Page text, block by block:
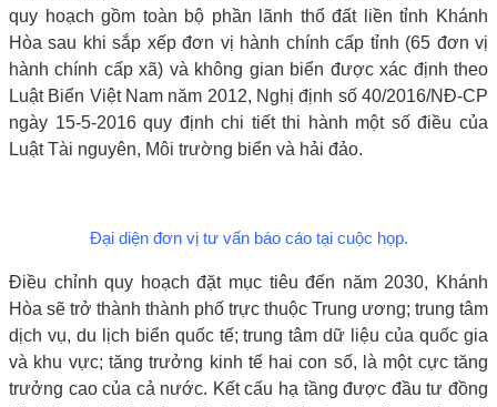
quy hoạch gồm toàn bộ phần lãnh thổ đất liền tỉnh Khánh
Hòa sau khi sắp xếp đơn vị hành chính cấp tỉnh (65 đơn vị
hành chính cấp xã) và không gian biển được xác định theo
Luật Biển Việt Nam năm 2012, Nghị định số 40/2016/NĐ-CP
ngày 15-5-2016 quy định chi tiết thi hành một số điều của
Luật Tài nguyên, Môi trường biển và hải đảo.
Đại diện đơn vị tư vấn báo cáo tại cuộc họp.
Điều chỉnh quy hoạch đặt mục tiêu đến năm 2030, Khánh
Hòa sẽ trở thành thành phố trực thuộc Trung ương; trung tâm
dịch vụ, du lịch biển quốc tế; trung tâm dữ liệu của quốc gia
và khu vực; tăng trưởng kinh tế hai con số, là một cực tăng
trưởng cao của cả nước. Kết cấu hạ tầng được đầu tư đồng